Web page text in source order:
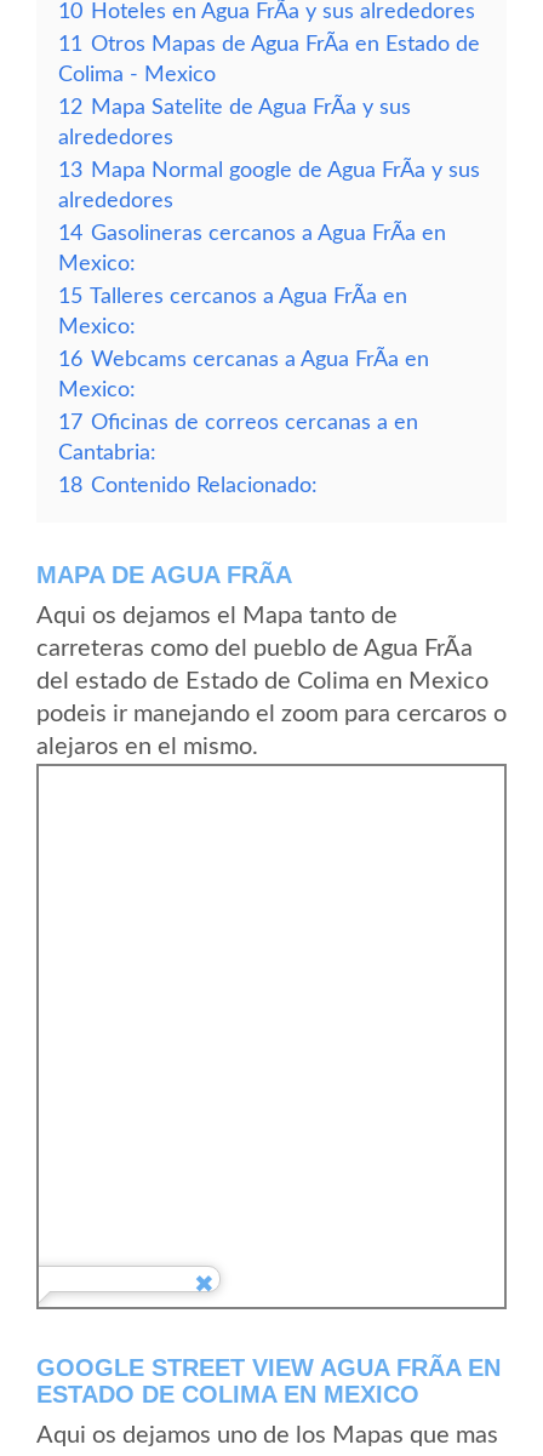
10 Hoteles en Agua FrÃ­a y sus alrededores
11 Otros Mapas de Agua FrÃ­a en Estado de
Colima - Mexico
12 Mapa Satelite de Agua FrÃ­a y sus
alrededores
13 Mapa Normal google de Agua FrÃ­a y sus
alrededores
14 Gasolineras cercanos a Agua FrÃ­a en
Mexico:
15 Talleres cercanos a Agua FrÃ­a en
Mexico:
16 Webcams cercanas a Agua FrÃ­a en
Mexico:
17 Oficinas de correos cercanas a en
Cantabria:
18 Contenido Relacionado:
MAPA DE AGUA FRÃ­A
Aqui os dejamos el Mapa tanto de
carreteras como del pueblo de Agua FrÃ­a
del estado de Estado de Colima en Mexico
podeis ir manejando el zoom para cercaros o
alejaros en el mismo.
GOOGLE STREET VIEW AGUA FRÃ­A EN
ESTADO DE COLIMA EN MEXICO
Aqui os dejamos uno de los Mapas que mas